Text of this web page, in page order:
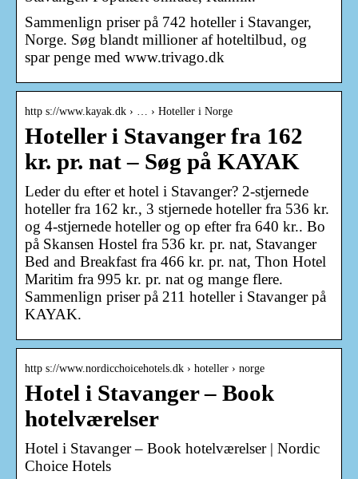
Sammenlign priser på 742 hoteller i Stavanger,
Norge. Søg blandt millioner af hoteltilbud, og
spar penge med www.trivago.dk
http s://www.kayak.dk › … › Hoteller i Norge
Hoteller i Stavanger fra 162
kr. pr. nat – Søg på KAYAK
Leder du efter et hotel i Stavanger? 2-stjernede
hoteller fra 162 kr., 3 stjernede hoteller fra 536 kr.
og 4-stjernede hoteller og op efter fra 640 kr.. Bo
på Skansen Hostel fra 536 kr. pr. nat, Stavanger
Bed and Breakfast fra 466 kr. pr. nat, Thon Hotel
Maritim fra 995 kr. pr. nat og mange flere.
Sammenlign priser på 211 hoteller i Stavanger på
KAYAK.
http s://www.nordicchoicehotels.dk › hoteller › norge
Hotel i Stavanger – Book
hotelværelser
Hotel i Stavanger – Book hotelværelser | Nordic
Choice Hotels